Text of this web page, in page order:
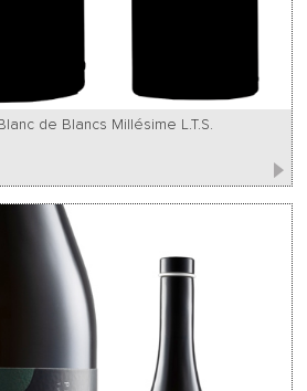
de Blancs Millésime L.T.S.